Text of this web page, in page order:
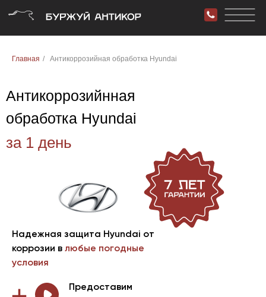
Главная / Антикоррозийная обработка Hyundai
Надежная защита Hyundai от
коррозии в любые погодные
условия
за 1 день
Антикоррозийнная
обработка Hyundai
Предоставим